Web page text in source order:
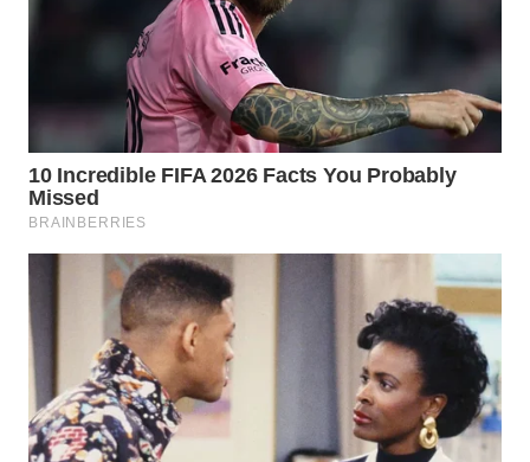
WAHANA
WAHANA
PERSONA
WAHANA
OTOMOTIF
WAHANA
WAHANA
DESA
WISATA